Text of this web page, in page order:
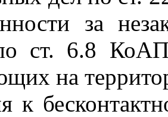
за
ст. 6.8
на
к